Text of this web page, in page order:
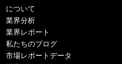
について
業界分析
業界レポート
私たちのブログ
市場レポートデータ